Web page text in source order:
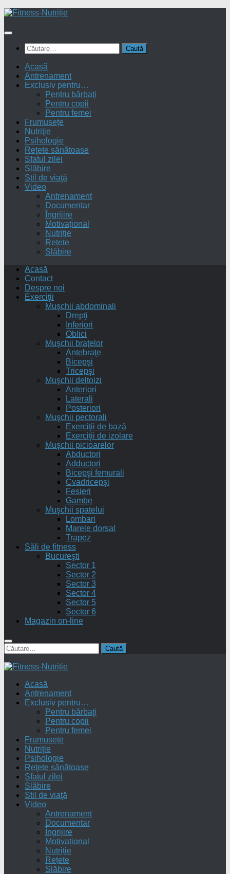
Skip
content
Caută
după:
Acasă
Antrenament
Exclusiv pentru…
Pentru bărbaţi
Pentru copii
Pentru femei
Frumusețe
Nutriţie
Psihologie
Reţete sănătoase
Sfatul zilei
Slăbire
Stil de viaţă
Video
Antrenament
Documentar
Îngrijire
Motivațional
Nutriție
Rețete
Slăbire
Acasă
Contact
Despre noi
Exerciţii
Muşchii abdominali
Drepţi
Inferiori
Oblici
Muşchii braţelor
Antebraţe
Bicepşi
Tricepşi
Muşchii deltoizi
Anteriori
Laterali
Posteriori
Muşchii pectorali
Exerciţii de bază
Exerciţii de izolare
Muşchii picioarelor
Abductori
Adductori
Bicepşi femurali
Cvadricepşi
Fesieri
Gambe
Muşchii spatelui
Lombari
Marele dorsal
Trapez
Săli de fitness
Bucureşti
Sector 1
Sector 2
Sector 3
Sector 4
Sector 5
Sector 6
Magazin on-line
Caută
după:
Acasă
Antrenament
Exclusiv pentru…
Pentru bărbaţi
Pentru copii
Pentru femei
Frumusețe
Nutriţie
Psihologie
Reţete sănătoase
Sfatul zilei
Slăbire
Stil de viaţă
Video
Antrenament
Documentar
Îngrijire
Motivațional
Nutriție
Rețete
Slăbire